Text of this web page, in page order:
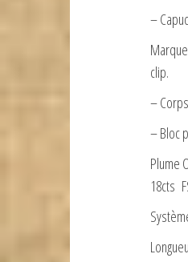
–
clip.
–
– Bloc
Plume
18cts